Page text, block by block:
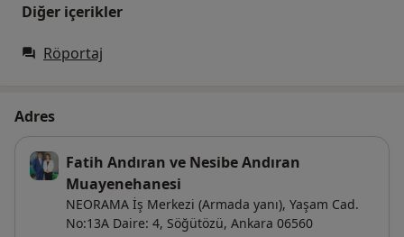
Diğer içerikler
Röportaj
Adres
Fatih Andıran ve Nesibe Andıran
Muayenehanesi
NEORAMA İş Merkezi (Armada yanı), Yaşam Cad.
No:13A Daire: 4, Söğütözü, Ankara 06560